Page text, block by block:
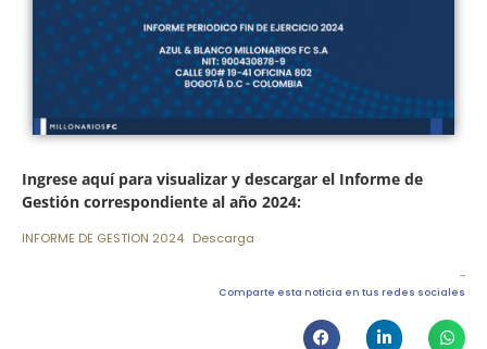
Ingrese aquí para visualizar y descargar el Informe de
Gestión correspondiente al año 2024:
INFORME DE GESTION 2024 Descarga
Comparte esta noticia en tus redes sociales